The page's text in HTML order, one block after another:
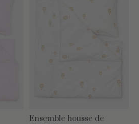
Ensemble housse de